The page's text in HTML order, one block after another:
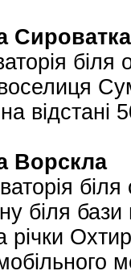
Сироватка
біля
на
Ворскла
біля бази
річки